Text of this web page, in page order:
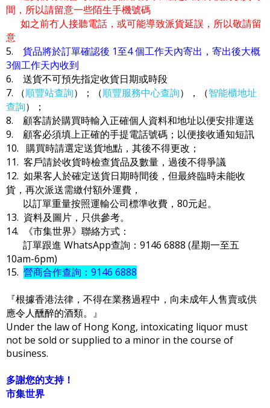
間，所以請留意一些陌生手機號碼
如之前冇人接聽電話，或可能導致派貨延誤，所以敬請留
意
5. 貨品將於訂單確認後 1至4 個工作天內寄出，寄出後大概
3個工作天內收到
6. 送貨不可預先指定收貨日期或時段
7. （順豐站查詢）；（順豐服務中心查詢），（智能櫃地址
查詢）；
8. 顧客請於購買時輸入正確個人資料和地址以便安排運送
9. 顧客必須填上正確的手提電話號碼；以便接收通知短訊
10. 購買時請選定送貨地點，其後不得更改；
11. 客戶請於收貨時檢查貨品及數量，過後不得爭議
12. 如果客人於確定送貨日期時間後，但最終臨時未能收
貨，再次派送需繳付額外運費，
以訂單重量按照運輸公司標準收費，80元起。
13. 資料及圖片，只供參考。
14. 《市集世界》聯絡方式：
訂單跟進 WhatsApp查詢：9146 6888 (星期一至五
10am-6pm)
15. 營商合作查詢：9146 6888
『根據香港法律，不得在業務過程中，向未成年人售賣或供
應令人醺醉的酒類。』
Under the law of Hong Kong, intoxicating liquor must
not be sold or supplied to a minor in the course of
business.
多謝您的支持！
市集世界